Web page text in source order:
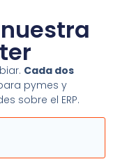
Cada dos
pymes y
sobre el ERP.